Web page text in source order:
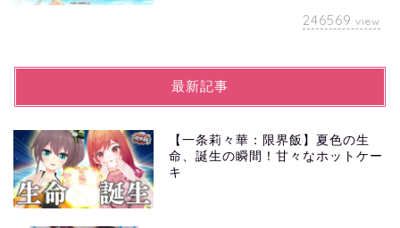
246569 view
最新記事
【一条莉々華：限界飯】夏色の生
命、誕生の瞬間！甘々なホットケー
キ